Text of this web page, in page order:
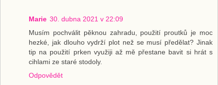
Marie 30. dubna 2021 v 22:09
Musím pochválit pěknou zahradu, použití proutků je moc
hezké, jak dlouho vydrží plot než se musí předělat? Jinak
tip na použití prken využiji až mě přestane bavit si hrát s
cihlami ze staré stodoly.
Odpovědět